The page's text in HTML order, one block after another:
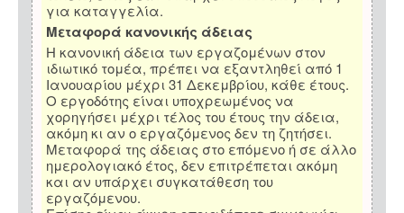
για καταγγελία.
Μεταφορά κανονικής άδειας
Η κανονική άδεια των εργαζομένων στον
ιδιωτικό τομέα, πρέπει να εξαντληθεί από 1
Ιανουαρίου μέχρι 31 Δεκεμβρίου, κάθε έτους.
Ο εργοδότης είναι υποχρεωμένος να
χορηγήσει μέχρι τέλος του έτους την άδεια,
ακόμη κι αν ο εργαζόμενος δεν τη ζητήσει.
Μεταφορά της άδειας στο επόμενο ή σε άλλο
ημερολογιακό έτος, δεν επιτρέπεται ακόμη
και αν υπάρχει συγκατάθεση του
εργαζόμενου.